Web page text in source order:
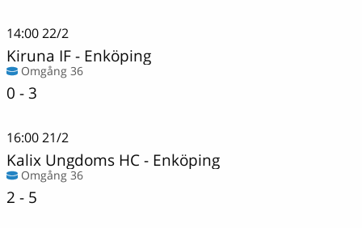
14:0022/2
Kiruna IF- Enköping
Omgång 36
0 - 3
16:0021/2
Kalix Ungdoms HC- Enköping
Omgång 36
2 - 5